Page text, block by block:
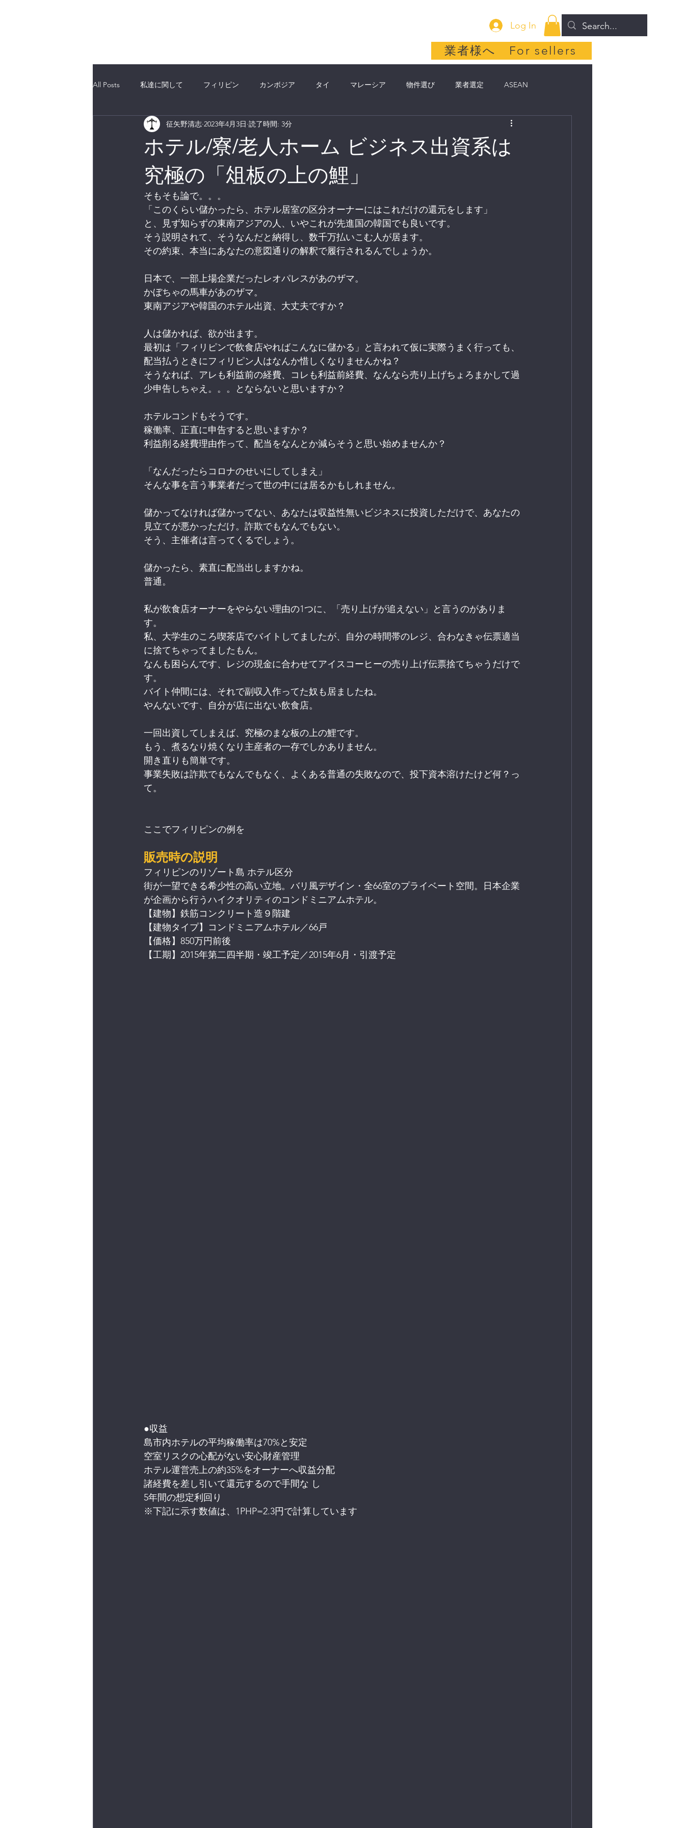
Log In
業者様へ For sellers
All Posts 私達に関して フィリピン カンボジア タイ マレーシア 物件選び 業者選定 ASEAN
エリア選定 ベトナム 有名講師 イギリス 子育て
ホテル/寮/老人ホーム ビジネス出資系は
究極の「俎板の上の鯉」
征矢野清志 2023年4月3日 読了時間: 3分
そもそも論で。。。
「このくらい儲かったら、ホテル居室の区分オーナーにはこれだけの還元をします」
と、見ず知らずの東南アジアの人、いやこれが先進国の韓国でも良いです。
そう説明されて、そうなんだと納得し、数千万払いこむ人が居ます。
その約束、本当にあなたの意図通りの解釈で履行されるんでしょうか。
日本で、一部上場企業だったレオパレスがあのザマ。
かぼちゃの馬車があのザマ。
東南アジアや韓国のホテル出資、大丈夫ですか？
人は儲かれば、欲が出ます。
最初は「フィリピンで飲食店やればこんなに儲かる」と言われて仮に実際うまく行っても、
配当払うときにフィリピン人はなんか惜しくなりませんかね？
そうなれば、アレも利益前の経費、コレも利益前経費、なんなら売り上げちょろまかして過
少申告しちゃえ。。。とならないと思いますか？
ホテルコンドもそうです。
稼働率、正直に申告すると思いますか？
利益削る経費理由作って、配当をなんとか減らそうと思い始めませんか？
「なんだったらコロナのせいにしてしまえ」
そんな事を言う事業者だって世の中には居るかもしれません。
儲かってなければ儲かってない、あなたは収益性無いビジネスに投資しただけで、あなたの
見立てが悪かっただけ。詐欺でもなんでもない。
そう、主催者は言ってくるでしょう。
儲かったら、素直に配当出しますかね。
普通。
私が飲食店オーナーをやらない理由の1つに、「売り上げが追えない」と言うのがありま
す。
私、大学生のころ喫茶店でバイトしてましたが、自分の時間帯のレジ、合わなきゃ伝票適当
に捨てちゃってましたもん。
なんも困らんです、レジの現金に合わせてアイスコーヒーの売り上げ伝票捨てちゃうだけで
す。
バイト仲間には、それで副収入作ってた奴も居ましたね。
やんないです、自分が店に出ない飲食店。
一回出資してしまえば、究極のまな板の上の鯉です。
もう、煮るなり焼くなり主産者の一存でしかありません。
開き直りも簡単です。
事業失敗は詐欺でもなんでもなく、よくある普通の失敗なので、投下資本溶けたけど何？っ
て。
ここでフィリピンの例を
販売時の説明
フィリピンのリゾート島 ホテル区分
街が一望できる希少性の高い立地。バリ風デザイン・全66室のプライベート空間。日本企業
が企画から行うハイクオリティのコンドミニアムホテル。
【建物】鉄筋コンクリート造９階建
【建物タイプ】コンドミニアムホテル／66戸
【価格】850万円前後
【工期】2015年第二四半期・竣工予定／2015年6月・引渡予定
●収益
島市内ホテルの平均稼働率は70%と安定
空室リスクの心配がない安心財産管理
ホテル運営売上の約35%をオーナーへ収益分配
諸経費を差し引いて還元するので手間な し
5年間の想定利回り
※下記に示す数値は、1PHP=2.3円で計算しています